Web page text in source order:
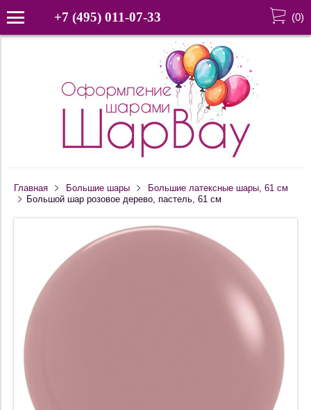
+7 (495) 011-07-33 (0)
Главная Большие шары
Большие латексные шары, 61 см
Большой шар розовое дерево, пастель, 61 см